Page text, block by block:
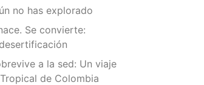
no has explorado
Se convierte:
a la sed: Un viaje
de Colombia